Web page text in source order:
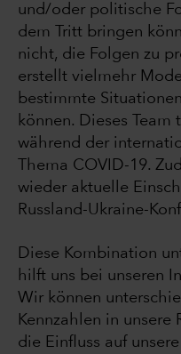
und/oder politische
dem Tritt bringen
nicht, die Folgen zu
erstellt vielmehr
bestimmte
können. Dieses
während der
Thema COVID-19.
wieder aktuelle
Russland-Ukraine-
Diese Kombination
hilft uns bei unseren
Wir können
Kennzahlen in unsere
die Einfluss auf unsere